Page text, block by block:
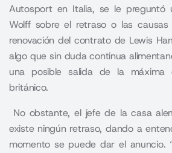
Autosport en Italia, se le preguntó
Wolff sobre el retraso o las
renovación del contrato de Lewis
algo que sin duda continua
una posible salida de la máxima
británico.
No obstante, el jefe de la casa
existe ningún retraso, dando a
momento se puede dar el anuncio.